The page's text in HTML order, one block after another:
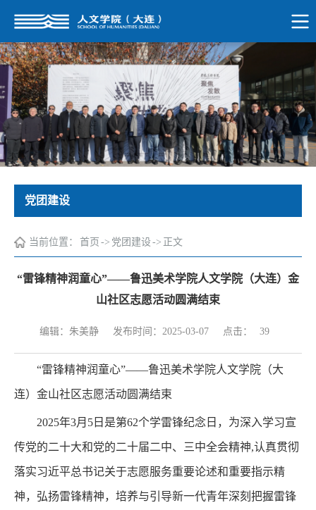
党团建设
当前位置： 首页 -> 党团建设-> 正文
“雷锋精神润童心”——鲁迅美术学院人文学院（大连）金
山社区志愿活动圆满结束
编辑：朱美静 发布时间：2025-03-07 点击： 39
“雷锋精神润童心”——鲁迅美术学院人文学院（大
连）金山社区志愿活动圆满结束
2025年3月5日是第62个学雷锋纪念日，为深入学习宣
传党的二十大和党的二十届二中、三中全会精神,认真贯彻
落实习近平总书记关于志愿服务重要论述和重要指示精
神，弘扬雷锋精神，培养与引导新一代青年深刻把握雷锋